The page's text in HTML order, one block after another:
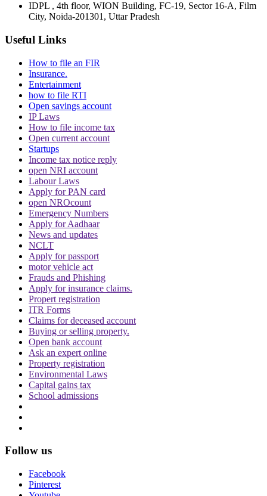
बता दें कि बॉम्बे हाईकोर्ट मंगलम ऑर्गनिक्स बनाम पतंजलि आयुर्वेद मामले की सुनवाई के
दौरान ये जुर्माना लगाया. मंगलम आयुर्वेद ने पतंजलि पर कॉपीराइट उल्लंघन का आरोप
उत्पादन पर रोक लगा दी थी. वहीं 24 जून 2024 तक पतंजलि ने अदालत को बताया
कि 49.57 लाख रूपये से ज्यादा के उत्पाद बेचे हैं.
अदालत ने इस रवैये पर नाराजगी जाहिर करते हुए पतंजलि के निदेशक को जेल भेजने
की चेतावनी दे दी. हालांकि बॉम्बे हाईकोर्ट नरमी दिखाते हुए पतंजलि के निदेशक को
राहत दे दी है.
Topics
Patanjali Infringement Baba Ramdev
Infringement Case Four Crore
Trending in Hindi
CJI पर जूता फेंकने वाले वकील की बढ़ी मुश्किलें, AG
ने 'अवमानना' की कार्यवाही शुरू करने की इजाजत दी
पर्सनैलिटी राइट्स मामले में ऋतिक रोशन को मिली
Delhi HC को बड़ी राहत, कहा- ऑनलाइन प्लेटफॉर्म्स
को ऐसे पोस्ट हटाने होंगे
दिवाली पर Delhi-NCR के लोग फोड़ सकेंगे पटाखें,
IDPL , 4th floor, WION Building, FC-19, Sector 16-A, Film
City, Noida-201301, Uttar Pradesh
Useful Links
How to file an FIR
Insurance.
Entertainment
how to file RTI
Open savings account
IP Laws
How to file income tax
Open current account
Startups
Income tax notice reply
open NRI account
Labour Laws
Apply for PAN card
open NROcount
Emergency Numbers
Apply for Aadhaar
News and updates
NCLT
Apply for passport
motor vehicle act
Frauds and Phishing
Apply for insurance claims.
Propert registration
ITR Forms
Claims for deceased account
Buying or selling property.
Open bank account
Ask an expert online
Property registration
Environmental Laws
Capital gains tax
School admissions
Follow us
Facebook
Pinterest